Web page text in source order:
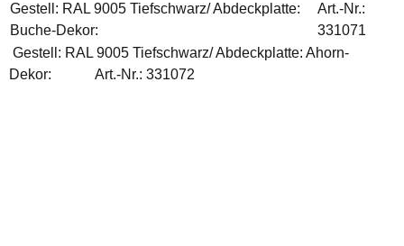
Gestell: RAL 9005 Tiefschwarz/ Abdeckplatte:
Buche-Dekor:
Art.-Nr.:
331071
Gestell: RAL 9005 Tiefschwarz/ Abdeckplatte: Ahorn-
Dekor:
Art.-Nr.: 331072